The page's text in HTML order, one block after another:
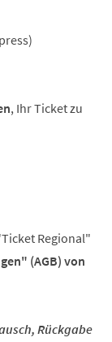
, Ihr Ticket zu
Regional"
(AGB) von
Rückgabe